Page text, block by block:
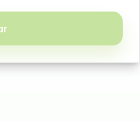
Envasado al vacío en
conservar su